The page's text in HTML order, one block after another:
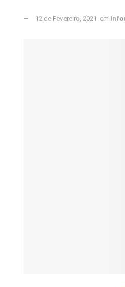
12 de Fevereiro, 2021 em